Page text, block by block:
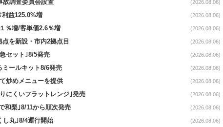
故調査委員会設置 (2026.08.06)
利益125.0%増 (2026.08.06)
％増/客単価2.6％増 (2026.08.06)
を新設・市内2拠点目 (2026.08.06)
セット｣8/5発売 (2026.08.06)
ールキット8/6発売 (2026.08.06)
炒めメニューを提供 (2026.08.06)
にくいフラットレンジ｣発売 (2026.08.06)
和梨｣8/11から順次発売 (2026.08.06)
し丸｣8/4運行開始 (2026.08.06)